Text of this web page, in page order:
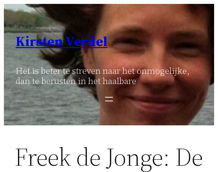
Ga
naar
inhoud
Kirsten Verdel
Het is beter te streven naar het onmogelijke,
dan te berusten in het haalbare
Freek de Jonge: De